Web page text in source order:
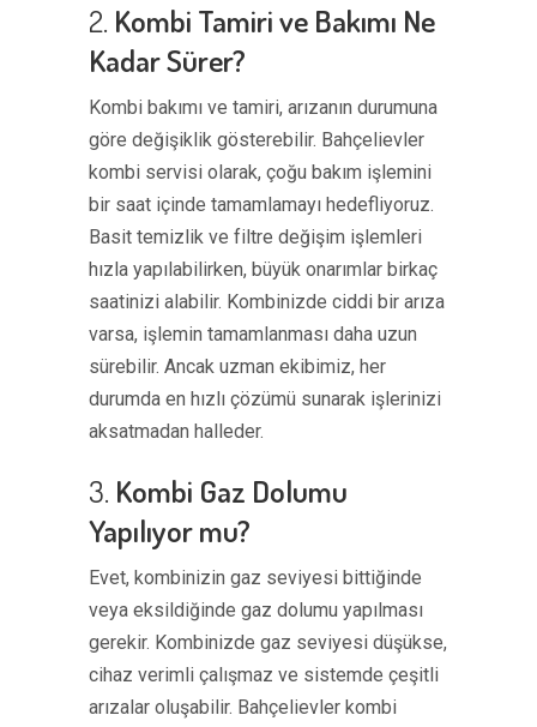
2. Kombi Tamiri ve Bakımı Ne
Kadar Sürer?
Kombi bakımı ve tamiri, arızanın durumuna
göre değişiklik gösterebilir. Bahçelievler
kombi servisi olarak, çoğu bakım işlemini
bir saat içinde tamamlamayı hedefliyoruz.
Basit temizlik ve filtre değişim işlemleri
hızla yapılabilirken, büyük onarımlar birkaç
saatinizi alabilir. Kombinizde ciddi bir arıza
varsa, işlemin tamamlanması daha uzun
sürebilir. Ancak uzman ekibimiz, her
durumda en hızlı çözümü sunarak işlerinizi
aksatmadan halleder.
3. Kombi Gaz Dolumu
Yapılıyor mu?
Evet, kombinizin gaz seviyesi bittiğinde
veya eksildiğinde gaz dolumu yapılması
gerekir. Kombinizde gaz seviyesi düşükse,
cihaz verimli çalışmaz ve sistemde çeşitli
arızalar oluşabilir. Bahçelievler kombi